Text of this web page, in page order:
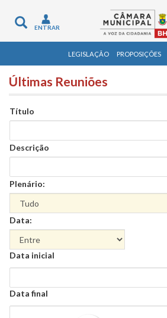
Toggle
navigation
ENTRAR
LEGISLAÇÃO PROPOSIÇÕES
Últimas Reuniões
Título
Descrição
Plenário:
Data:
Data
Data inicial
Data
Data final